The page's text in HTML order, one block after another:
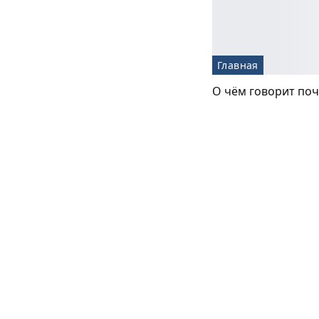
Главная
О чём говорит